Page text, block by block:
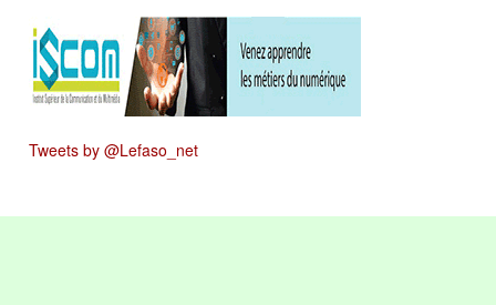
Tweets by @Lefaso_net